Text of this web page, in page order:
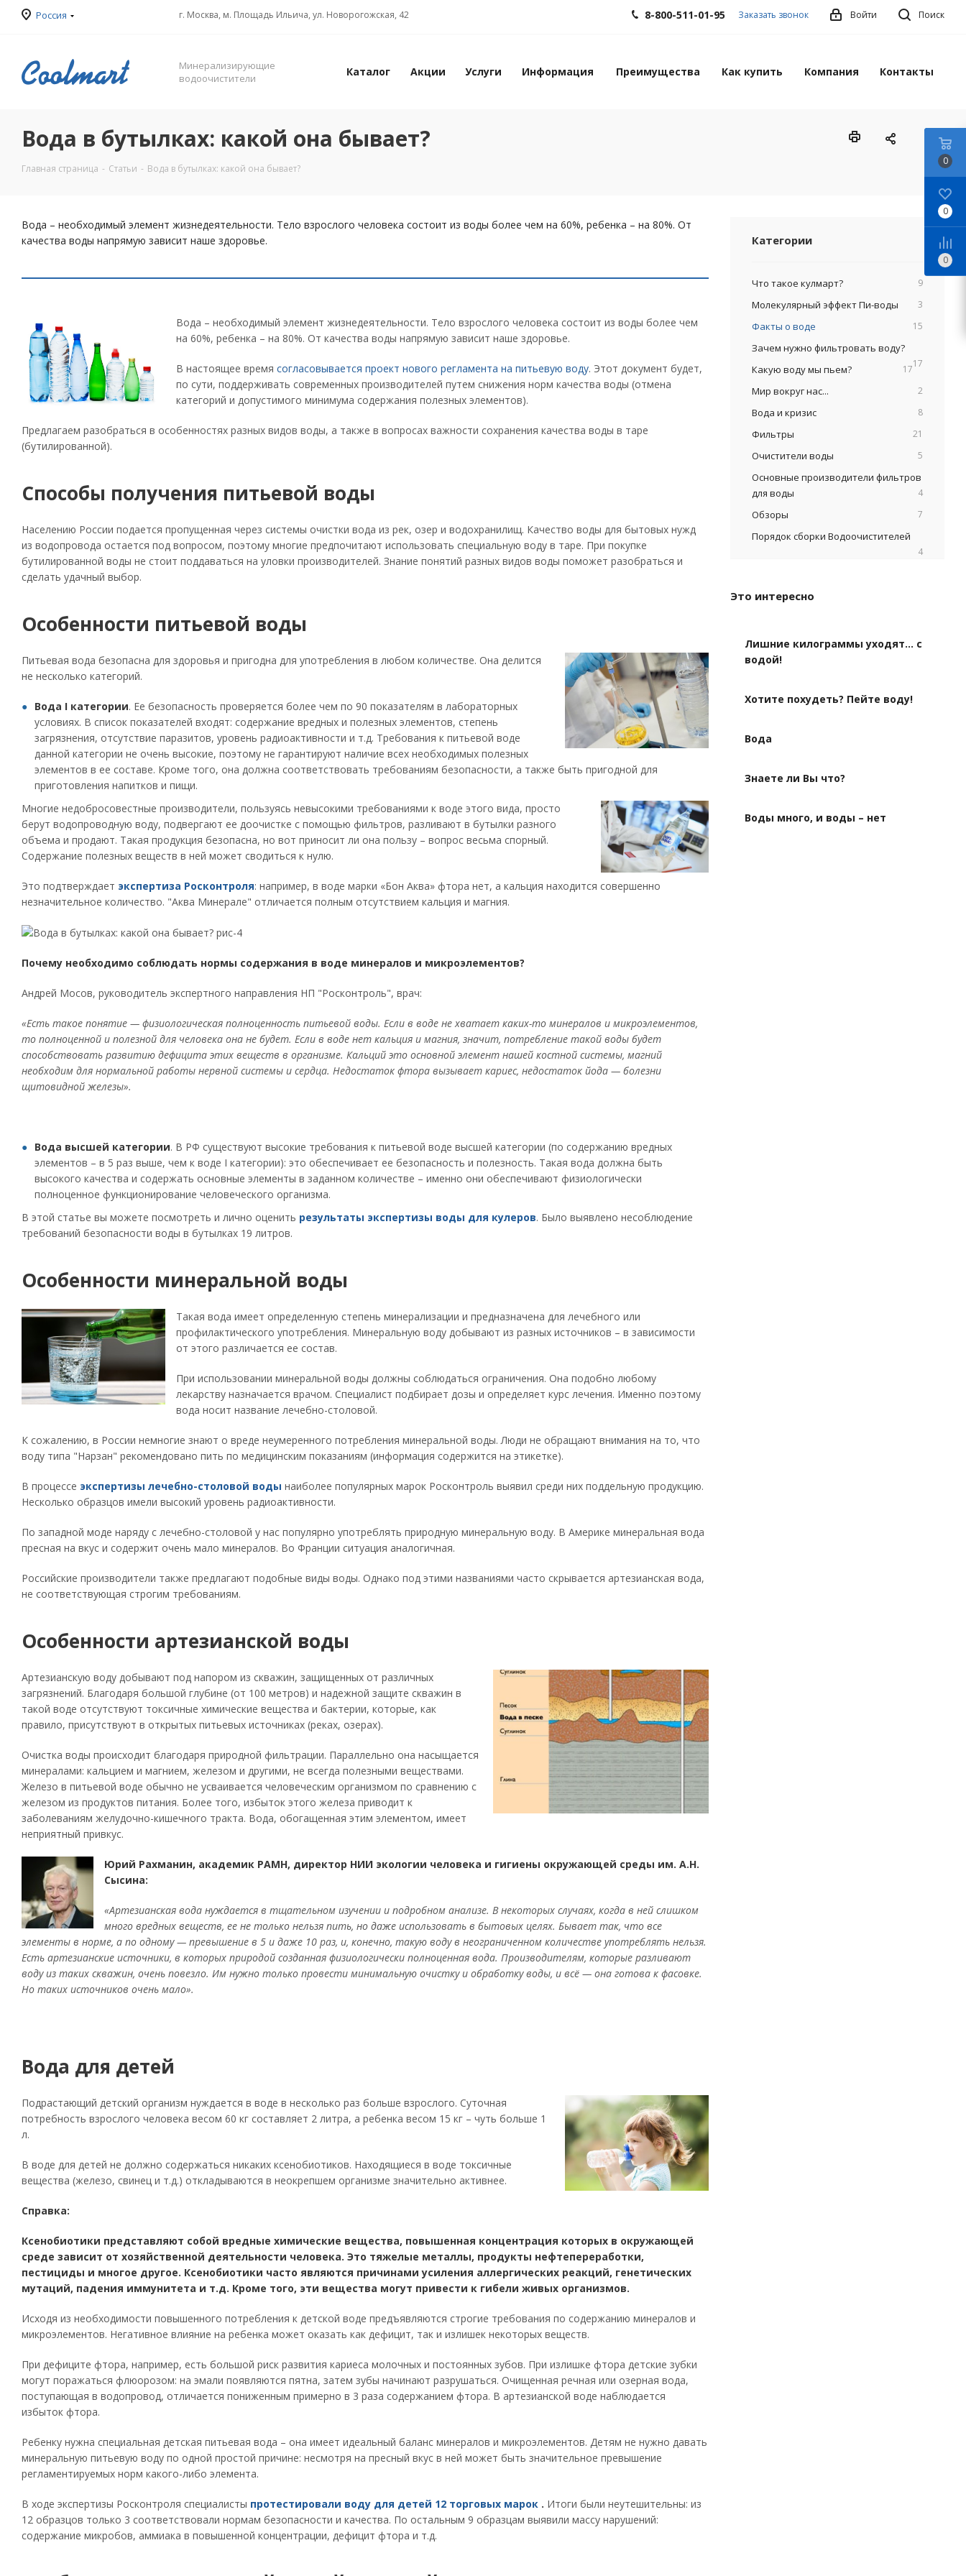
Россия г. Москва, м. Площадь Ильича, ул. Новорогожская, 42 Поиск
Войти
8-800-511-01-95 Заказать звонок
Минерализирующие
водоочистители
Каталог Акции Услуги Информация Преимущества Как купить Компания Контакты
Вода в бутылках: какой она бывает?
Главная страница - Статьи - Вода в бутылках: какой она бывает?
Вода – необходимый элемент жизнедеятельности. Тело взрослого человека состоит из воды более чем на 60%, ребенка – на 80%. От
качества воды напрямую зависит наше здоровье.
Вода – необходимый элемент жизнедеятельности. Тело взрослого человека состоит из воды более чем
на 60%, ребенка – на 80%. От качества воды напрямую зависит наше здоровье.
В настоящее время согласовывается проект нового регламента на питьевую воду. Этот документ будет,
по сути, поддерживать современных производителей путем снижения норм качества воды (отмена
категорий и допустимого минимума содержания полезных элементов).
Предлагаем разобраться в особенностях разных видов воды, а также в вопросах важности сохранения качества воды в таре
(бутилированной).
Способы получения питьевой воды
Населению России подается пропущенная через системы очистки вода из рек, озер и водохранилищ. Качество воды для бытовых нужд
из водопровода остается под вопросом, поэтому многие предпочитают использовать специальную воду в таре. При покупке
бутилированной воды не стоит поддаваться на уловки производителей. Знание понятий разных видов воды поможет разобраться и
сделать удачный выбор.
Особенности питьевой воды
Питьевая вода безопасна для здоровья и пригодна для употребления в любом количестве. Она делится
не несколько категорий.
Вода I категории. Ее безопасность проверяется более чем по 90 показателям в лабораторных
условиях. В список показателей входят: содержание вредных и полезных элементов, степень
загрязнения, отсутствие паразитов, уровень радиоактивности и т.д. Требования к питьевой воде
данной категории не очень высокие, поэтому не гарантируют наличие всех необходимых полезных
элементов в ее составе. Кроме того, она должна соответствовать требованиям безопасности, а также быть пригодной для
приготовления напитков и пищи.
Многие недобросовестные производители, пользуясь невысокими требованиями к воде этого вида, просто
берут водопроводную воду, подвергают ее доочистке с помощью фильтров, разливают в бутылки разного
объема и продают. Такая продукция безопасна, но вот приносит ли она пользу – вопрос весьма спорный.
Содержание полезных веществ в ней может сводиться к нулю.
Это подтверждает экспертиза Росконтроля: например, в воде марки «Бон Аква» фтора нет, а кальция находится совершенно
незначительное количество. "Аква Минерале" отличается полным отсутствием кальция и магния.
Почему необходимо соблюдать нормы содержания в воде минералов и микроэлементов?
Андрей Мосов, руководитель экспертного направления НП "Росконтроль", врач:
«Есть такое понятие — физиологическая полноценность питьевой воды. Если в воде не хватает каких-то минералов и микроэлементов,
то полноценной и полезной для человека она не будет. Если в воде нет кальция и магния, значит, потребление такой воды будет
способствовать развитию дефицита этих веществ в организме. Кальций это основной элемент нашей костной системы, магний
необходим для нормальной работы нервной системы и сердца. Недостаток фтора вызывает кариес, недостаток йода — болезни
щитовидной железы».
Вода высшей категории. В РФ существуют высокие требования к питьевой воде высшей категории (по содержанию вредных
элементов – в 5 раз выше, чем к воде I категории): это обеспечивает ее безопасность и полезность. Такая вода должна быть
высокого качества и содержать основные элементы в заданном количестве – именно они обеспечивают физиологически
полноценное функционирование человеческого организма.
В этой статье вы можете посмотреть и лично оценить результаты экспертизы воды для кулеров. Было выявлено несоблюдение
требований безопасности воды в бутылках 19 литров.
Особенности минеральной воды
Такая вода имеет определенную степень минерализации и предназначена для лечебного или
профилактического употребления. Минеральную воду добывают из разных источников – в зависимости
от этого различается ее состав.
При использовании минеральной воды должны соблюдаться ограничения. Она подобно любому
лекарству назначается врачом. Специалист подбирает дозы и определяет курс лечения. Именно поэтому
вода носит название лечебно-столовой.
К сожалению, в России немногие знают о вреде неумеренного потребления минеральной воды. Люди не обращают внимания на то, что
воду типа "Нарзан" рекомендовано пить по медицинским показаниям (информация содержится на этикетке).
В процессе экспертизы лечебно-столовой воды наиболее популярных марок Росконтроль выявил среди них поддельную продукцию.
Несколько образцов имели высокий уровень радиоактивности.
По западной моде наряду с лечебно-столовой у нас популярно употреблять природную минеральную воду. В Америке минеральная вода
пресная на вкус и содержит очень мало минералов. Во Франции ситуация аналогичная.
Российские производители также предлагают подобные виды воды. Однако под этими названиями часто скрывается артезианская вода,
не соответствующая строгим требованиям.
Особенности артезианской воды
Артезианскую воду добывают под напором из скважин, защищенных от различных
загрязнений. Благодаря большой глубине (от 100 метров) и надежной защите скважин в
такой воде отсутствуют токсичные химические вещества и бактерии, которые, как
правило, присутствуют в открытых питьевых источниках (реках, озерах).
Очистка воды происходит благодаря природной фильтрации. Параллельно она насыщается
минералами: кальцием и магнием, железом и другими, не всегда полезными веществами.
Железо в питьевой воде обычно не усваивается человеческим организмом по сравнению с
железом из продуктов питания. Более того, избыток этого железа приводит к
заболеваниям желудочно-кишечного тракта. Вода, обогащенная этим элементом, имеет
неприятный привкус.
Юрий Рахманин, академик РАМН, директор НИИ экологии человека и гигиены окружающей среды им. А.Н.
Сысина:
«Артезианская вода нуждается в тщательном изучении и подробном анализе. В некоторых случаях, когда в ней слишком
много вредных веществ, ее не только нельзя пить, но даже использовать в бытовых целях. Бывает так, что все
элементы в норме, а по одному — превышение в 5 и даже 10 раз, и, конечно, такую воду в неограниченном количестве употреблять нельзя.
Есть артезианские источники, в которых природой созданная физиологически полноценная вода. Производителям, которые разливают
воду из таких скважин, очень повезло. Им нужно только провести минимальную очистку и обработку воды, и всё — она готова к фасовке.
Но таких источников очень мало».
Вода для детей
Подрастающий детский организм нуждается в воде в несколько раз больше взрослого. Суточная
потребность взрослого человека весом 60 кг составляет 2 литра, а ребенка весом 15 кг – чуть больше 1
л.
В воде для детей не должно содержаться никаких ксенобиотиков. Находящиеся в воде токсичные
вещества (железо, свинец и т.д.) откладываются в неокрепшем организме значительно активнее.
Справка:
Ксенобиотики представляют собой вредные химические вещества, повышенная концентрация которых в окружающей
среде зависит от хозяйственной деятельности человека. Это тяжелые металлы, продукты нефтепереработки,
пестициды и многое другое. Ксенобиотики часто являются причинами усиления аллергических реакций, генетических
мутаций, падения иммунитета и т.д. Кроме того, эти вещества могут привести к гибели живых организмов.
Исходя из необходимости повышенного потребления к детской воде предъявляются строгие требования по содержанию минералов и
микроэлементов. Негативное влияние на ребенка может оказать как дефицит, так и излишек некоторых веществ.
При дефиците фтора, например, есть большой риск развития кариеса молочных и постоянных зубов. При излишке фтора детские зубки
могут поражаться флюорозом: на эмали появляются пятна, затем зубы начинают разрушаться. Очищенная речная или озерная вода,
поступающая в водопровод, отличается пониженным примерно в 3 раза содержанием фтора. В артезианской воде наблюдается
избыток фтора.
Ребенку нужна специальная детская питьевая вода – она имеет идеальный баланс минералов и микроэлементов. Детям не нужно давать
минеральную питьевую воду по одной простой причине: несмотря на пресный вкус в ней может быть значительное превышение
регламентируемых норм какого-либо элемента.
В ходе экспертизы Росконтроля специалисты протестировали воду для детей 12 торговых марок . Итоги были неутешительны: из
12 образцов только 3 соответствовали нормам безопасности и качества. По остальным 9 образцам выявили массу нарушений:
содержание микробов, аммиака в повышенной концентрации, дефицит фтора и т.д.
Категории
Что такое кулмарт? 9
Молекулярный эффект Пи-воды 3
Факты о воде 15
Зачем нужно фильтровать воду?
17
Какую воду мы пьем? 17
Мир вокруг нас... 2
Вода и кризис 8
Фильтры 21
Очистители воды 5
Основные производители фильтров
для воды
4
Обзоры 7
Порядок сборки Водоочистителей
4
Это интересно
Лишние килограммы уходят… с
водой!
Хотите похудеть? Пейте воду!
Вода
Знаете ли Вы что?
Воды много, и воды – нет
0
0
0